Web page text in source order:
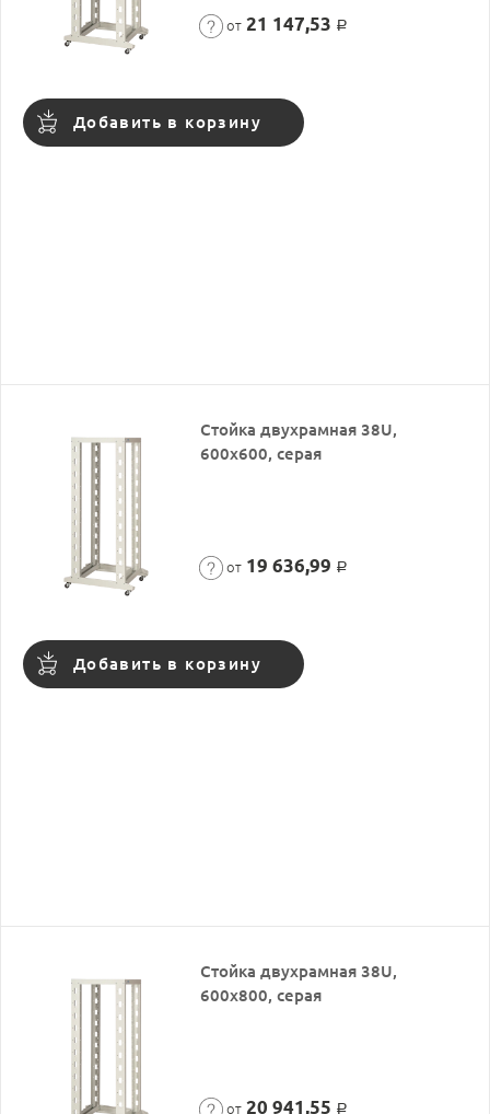
от 21 147,53 Р
Добавить в корзину
Стойка двухрамная 38U,
600x600, серая
от 19 636,99 Р
Добавить в корзину
Стойка двухрамная 38U,
600x800, серая
от 20 941,55 Р